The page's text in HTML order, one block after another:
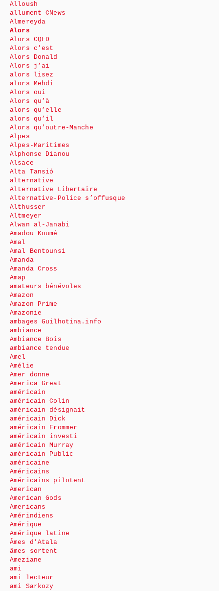
Alloush
allument CNews
Almereyda
Alors
Alors CQFD
Alors c’est
Alors Donald
Alors j’ai
alors lisez
alors Mehdi
Alors oui
Alors qu’à
alors qu’elle
alors qu’il
Alors qu’outre-Manche
Alpes
Alpes-Maritimes
Alphonse Dianou
Alsace
Alta Tansió
alternative
Alternative Libertaire
Alternative-Police s’offusque
Althusser
Altmeyer
Alwan al-Janabi
Amadou Koumé
Amal
Amal Bentounsi
Amanda
Amanda Cross
Amap
amateurs bénévoles
Amazon
Amazon Prime
Amazonie
ambages Guilhotina.info
ambiance
Ambiance Bois
ambiance tendue
Amel
Amélie
Amer donne
America Great
américain
américain Colin
américain désignait
américain Dick
américain Frommer
américain investi
américain Murray
américain Public
américaine
Américains
Américains pilotent
American
American Gods
Americans
Amérindiens
Amérique
Amérique latine
Âmes d’Atala
âmes sortent
Ameziane
ami
ami lecteur
ami Sarkozy